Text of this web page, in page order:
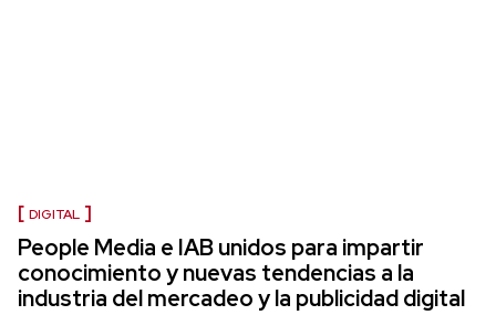
DIGITAL
People Media e IAB unidos para impartir
conocimiento y nuevas tendencias a la
industria del mercadeo y la publicidad digital